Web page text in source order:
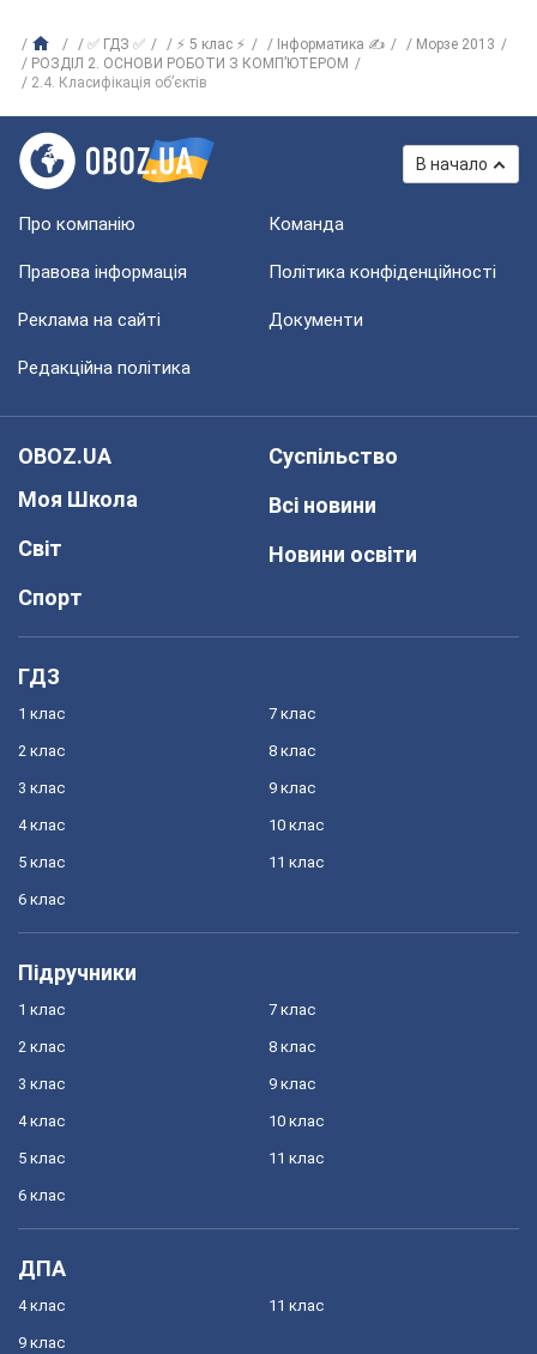
✅ ГДЗ ✅ ⚡ 5 клас ⚡ Інформатика ✍
Морзе 2013
РОЗДІЛ 2. ОСНОВИ РОБОТИ З КОМП’ЮТЕРОМ
2.4. Класифікація об’єктів
В начало
Про компанію Команда
Правова інформація Політика конфіденційності
Реклама на сайті Документи
Редакційна політика
OBOZ.UA
Моя Школа
Світ
Спорт
Суспільство
Всі новини
Новини освіти
ГДЗ
1 клас
2 клас
3 клас
4 клас
5 клас
6 клас
7 клас
8 клас
9 клас
10 клас
11 клас
Підручники
1 клас
2 клас
3 клас
4 клас
5 клас
6 клас
7 клас
8 клас
9 клас
10 клас
11 клас
ДПА
4 клас
9 клас
11 клас